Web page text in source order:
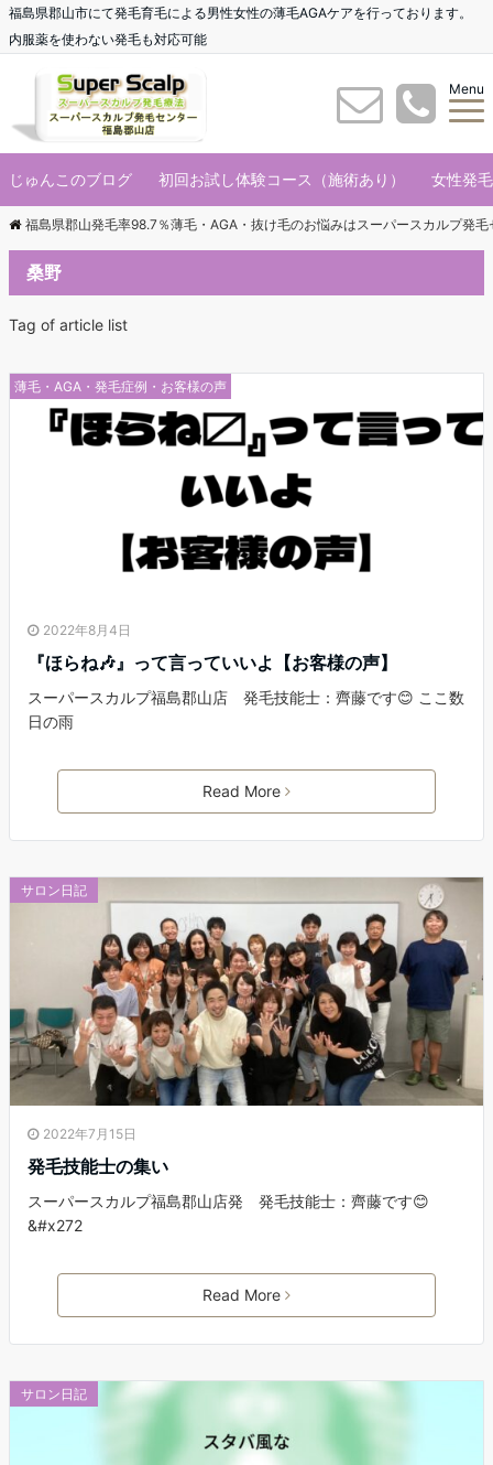
福島県郡山市にて発毛育毛による男性女性の薄毛AGAケアを行っております。
内服薬を使わない発毛も対応可能
Menu
じゅんこのブログ 初回お試し体験コース（施術あり） 女性発
福島県郡山発毛率98.7％薄毛・AGA・抜け毛のお悩みはスーパースカルプ発
桑野
Tag of article list
薄毛・AGA・発毛症例・お客様の声
2022年8月4日
『ほらね🎶』って言っていいよ【お客様の声】
スーパースカルプ福島郡山店 発毛技能士：齊藤です😊 ここ数
日の雨
Read More
サロン日記
2022年7月15日
発毛技能士の集い
スーパースカルプ福島郡山店発 発毛技能士：齊藤です😊
&#x272
Read More
サロン日記